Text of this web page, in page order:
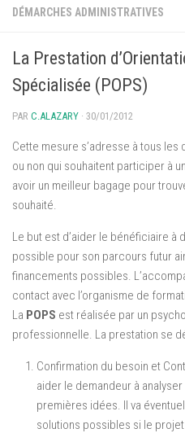
Accueil
Soft Skills
Prévention
Contactez nous
DÉMARCHES ADMINISTRATIVES
La Prestation
Spécialisée (POPS)
PAR C.ALAZARY · 30/01/2012
Cette mesure s’adresse à tous les
ou non qui souhaitent participer à
avoir un meilleur bagage pour
souhaité.
Le but est d’aider le bénéficiaire à
possible pour son parcours futur
financements possibles.
contact avec l’organisme de
La POPS est réalisée par un
professionnelle. La prestation se
Confirmation du besoin et
aider le demandeur à
premières idées. Il va
solutions possibles si le